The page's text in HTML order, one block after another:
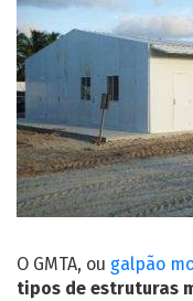
O GMTA, ou galpão
tipos de estruturas